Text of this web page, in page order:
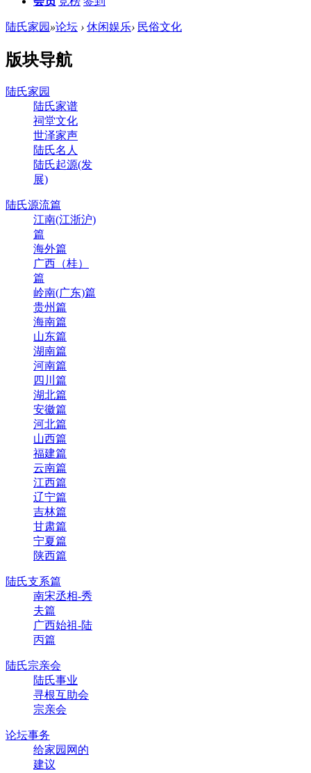
陆氏家园 »论坛 › 休闲娱乐› 民俗文化
版块导航
陆氏家园
陆氏家谱
祠堂文化
世泽家声
陆氏名人
陆氏起源(发
展)
陆氏源流篇
江南(江浙沪)
篇
海外篇
广西（桂）
篇
岭南(广东)篇
贵州篇
海南篇
山东篇
湖南篇
河南篇
四川篇
湖北篇
安徽篇
河北篇
山西篇
福建篇
云南篇
江西篇
辽宁篇
吉林篇
甘肃篇
宁夏篇
陕西篇
陆氏支系篇
南宋丞相-秀
夫篇
广西始祖-陆
丙篇
陆氏宗亲会
陆氏事业
寻根互助会
宗亲会
论坛事务
给家园网的
建议